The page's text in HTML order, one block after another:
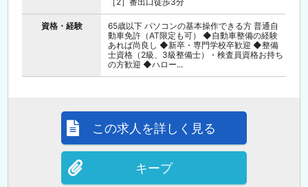
資格・経験
65歳以下 パソコンの基本操作できる方 普通自
動車免許（AT限定も可） ◆自動車整備の経験
あれば尚良し ◆新卒・専門学校卒歓迎 ◆整備
士資格（2級、3級整備士）・検査員資格お持ち
の方歓迎 ◆ハロー...
この求人を詳しく見る
キープ